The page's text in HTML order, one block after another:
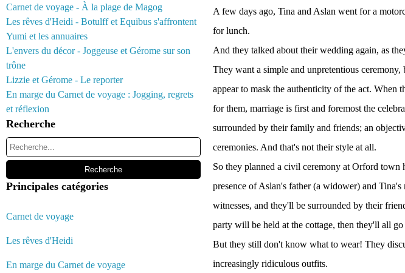
Carnet de voyage - À la plage de Magog
Les rêves d'Heidi - Botulff et Equibus s'affrontent
Yumi et les annuaires
L'envers du décor - Joggeuse et Gérome sur son
trône
Lizzie et Gérome - Le reporter
En marge du Carnet de voyage : Jogging, regrets
et réflexion
Recherche
Principales catégories
Carnet de voyage
Les rêves d'Heidi
En marge du Carnet de voyage
A few days ago, Tina and Aslan went for a
for lunch.
And they talked about their wedding again, as
They want a simple and unpretentious
appear to mask the authenticity of the act. When
for them, marriage is first and foremost the
surrounded by their family and friends; an
ceremonies. And that's not their style at all.
So they planned a civil ceremony at Orford
presence of Aslan's father (a widower) and
witnesses, and they'll be surrounded by their
party will be held at the cottage, then they'll all
But they still don't know what to wear! They
increasingly ridiculous outfits.